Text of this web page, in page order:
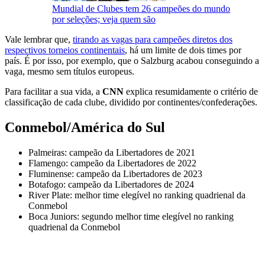
Mundial de Clubes tem 26 campeões do mundo
por seleções; veja quem são
Vale lembrar que, tirando as vagas para campeões diretos dos
respectivos torneios continentais, há um limite de dois times por
país. É por isso, por exemplo, que o Salzburg acabou conseguindo a
vaga, mesmo sem títulos europeus.
Para facilitar a sua vida, a CNN explica resumidamente o critério de
classificação de cada clube, dividido por continentes/confederações.
Conmebol/América do Sul
Palmeiras: campeão da Libertadores de 2021
Flamengo: campeão da Libertadores de 2022
Fluminense: campeão da Libertadores de 2023
Botafogo: campeão da Libertadores de 2024
River Plate: melhor time elegível no ranking quadrienal da
Conmebol
Boca Juniors: segundo melhor time elegível no ranking
quadrienal da Conmebol